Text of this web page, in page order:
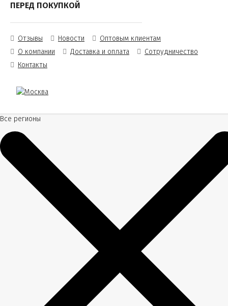
ПЕРЕД ПОКУПКОЙ
Отзывы Новости
Оптовым клиентам
О компании
Доставка и оплата
Сотрудничество
Контакты
Все регионы